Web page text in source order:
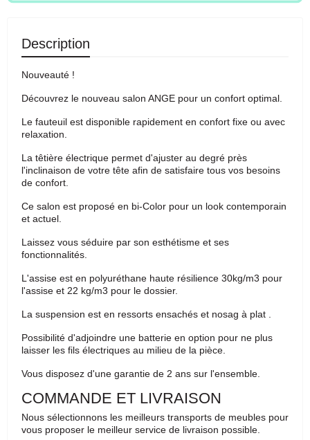
Description
Nouveauté !
Découvrez le nouveau salon ANGE pour un confort optimal.
Le fauteuil est disponible rapidement en confort fixe ou avec
relaxation.
La têtière électrique permet d'ajuster au degré près
l'inclinaison de votre tête afin de satisfaire tous vos besoins
de confort.
Ce salon est proposé en bi-Color pour un look contemporain
et actuel.
Laissez vous séduire par son esthétisme et ses
fonctionnalités.
L'assise est en polyuréthane haute résilience 30kg/m3 pour
l'assise et 22 kg/m3 pour le dossier.
La suspension est en ressorts ensachés et nosag à plat .
Possibilité d'adjoindre une batterie en option pour ne plus
laisser les fils électriques au milieu de la pièce.
Vous disposez d'une garantie de 2 ans sur l'ensemble.
COMMANDE ET LIVRAISON
Nous sélectionnons les meilleurs transports de meubles pour
vous proposer le meilleur service de livraison possible.